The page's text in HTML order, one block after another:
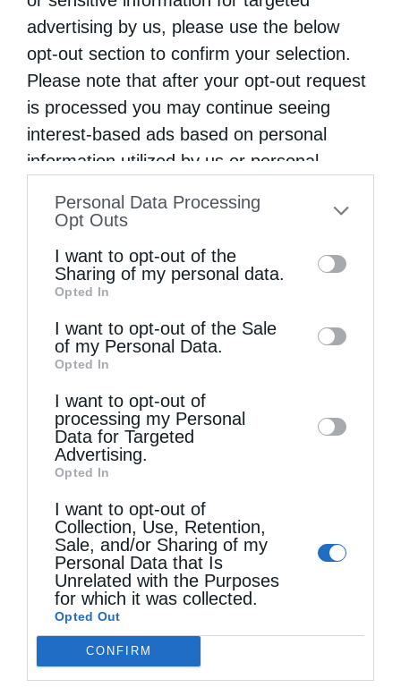
advertising by us, please use the below
opt-out section to confirm your selection.
Please note that after your opt-out request
is processed you may continue seeing
interest-based ads based on personal
information utilized by us or personal
to your opt-out. You may separately opt-out
information by third parties on the IAB’s list
of downstream participants. This
information may also be disclosed by us to
third parties on theIAB’s List of
Downstream Participants
disclose it to other third parties.
Personal Data Processing
Opt Outs
I want to opt-out of the
Sharing of my personal data.
Opted In
I want to opt-out of the Sale
of my Personal Data.
Opted In
I want to opt-out of
processing my Personal
Data for Targeted
Advertising.
Opted In
I want to opt-out of
Collection, Use, Retention,
Sale, and/or Sharing of my
Personal Data that Is
Unrelated with the Purposes
for which it was collected.
Opted Out
CONFIRM
Πανηγυρικός Εσπερινός Μεταμορφώσεως του
Σωτήρος στο Αρκαλοχώρι
στην Πολυθέα...